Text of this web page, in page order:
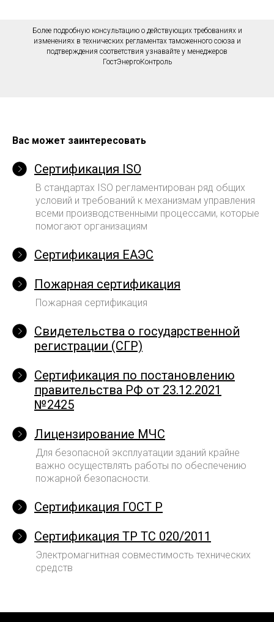
Более подробную консультацию о действующих требованиях и
изменениях в технических регламентах таможенного союза и
подтверждения соответствия узнавайте у менеджеров
ГостЭнергоКонтроль
Вас может заинтересовать
Сертификация ISO
В стандартах ISO регламентирован ряд общих
условий и требований к механизмам управления
всеми производственными процессами, которые
помогают организациям
Сертификация EAЭC
Пожарная сертификация
Пожарная сертификация
Свидетельства о государственной
регистрации (СГР)
Сертификация по постановлению
правительства РФ от 23.12.2021
№2425
Лицензирование МЧС
Для безопасной эксплуатации зданий крайне
важно осуществлять работы по обеспечению
пожарной безопасности.
Сертификация ГОСТ Р
Сертификация ТР ТС 020/2011
Электромагнитная совместимость технических
средств